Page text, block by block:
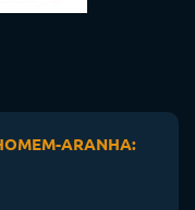
ARANHA: